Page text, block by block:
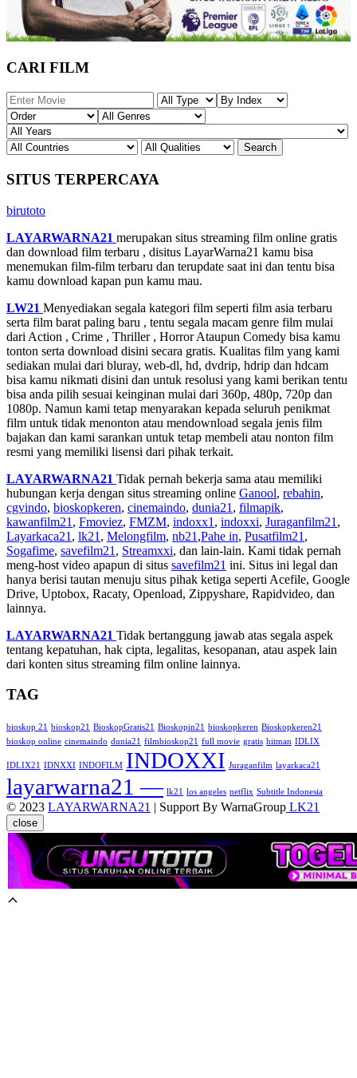
CARI FILM
SITUS TERPERCAYA
birutoto
LAYARWARNA21 merupakan situs streaming film online gratis
dan download film terbaru , disitus LayarWarna21 kamu bisa
menemukan film-film terbaru dan terupdate saat ini dan tentu bisa
kamu download kapan pun kamu mau.
LW21 Menyediakan segala kategori film seperti film asia terbaru
serta film barat paling baru , tentu segala macam genre film mulai
dari Action , Crime , Thriller , Horror Ataupun Comedy bisa kamu
tonton serta download disini secara gratis. Kualitas film yang kami
sediakan mulai dari bluray, web-dl, hd, dvdrip, hdrip dan hdcam
bisa kamu nikmati disini dan untuk resolusi yang kami berikan tentu
bisa anda pilih sesuai keinginan mulai dari 360p, 480p, 720p dan
1080p. Namun kami tetap menyarakan kepada seluruh penikmat
film untuk tidak menonton atau mendownload segala jenis film
bajakan dan kami sarankan untuk tetap membeli atau nonton film
resmi yang memiliki lisensi dari pihak terkait.
LAYARWARNA21 Tidak pernah bekerja sama atau memiliki
hubungan kerja dengan situs streaming online Ganool, rebahin,
cgvindo, bioskopkeren, cinemaindo, dunia21 , filmapik,
kawanfilm21 , Fmoviez, FMZM, indoxx1 , indoxxi, Juraganfilm21 ,
Layarkaca21 , lk21 , Melongfilm, nb21 ,Pahe in, Pusatfilm21 ,
Sogafime, savefilm21 , Streamxxi, dan lain-lain. Kami tidak pernah
meng-host video apapun di situs savefilm21 ini. Situs ini legal dan
hanya berisi tautan menuju situs pihak ketiga seperti Acefile, Google
Drive, Uptobox, Racaty, Openload, Zippyshare, Rapidvideo, dan
lainnya.
LAYARWARNA21 Tidak bertanggung jawab atas segala aspek
tentang kepatuhan, hak cipta, legalitas, kesopanan, atau aspek lain
dari konten situs streaming film online lainnya.
TAG
bioskop 21 bioskop21 BioskopGratis21 Bioskopin21 bioskopkeren Bioskopkeren21
bioskop online cinemaindo dunia21 filmbioskop21 full movie gratis hitman IDLIX
IDLIX21 IDNXXI INDOFILM INDOXXI Juraganfilm layarkaca21
layarwarna21 — lk21 los angeles netflix Subtitle Indonesia
© 2023 LAYARWARNA21 | Support By WarnaGroup LK21
close